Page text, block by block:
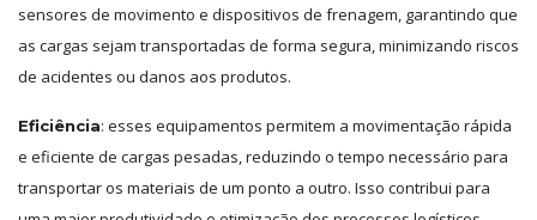
sensores de movimento e dispositivos de frenagem, garantindo que
as cargas sejam transportadas de forma segura, minimizando riscos
de acidentes ou danos aos produtos.
Eficiência: esses equipamentos permitem a movimentação rápida
e eficiente de cargas pesadas, reduzindo o tempo necessário para
transportar os materiais de um ponto a outro. Isso contribui para